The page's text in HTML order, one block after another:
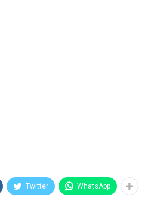
Twitter WhatsApp